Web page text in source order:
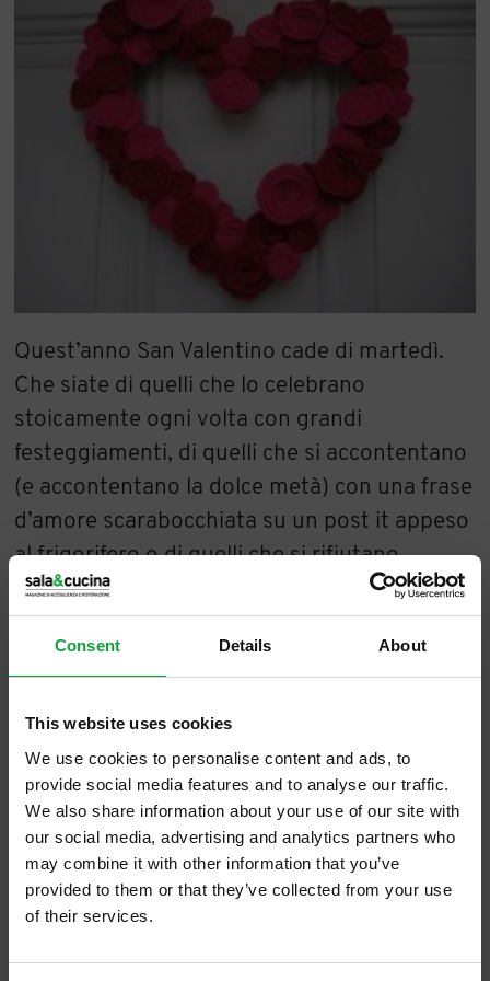
Consent Details About
This website uses cookies
We use cookies to personalise content and ads, to
provide social media features and to analyse our traffic.
We also share information about your use of our site with
our social media, advertising and analytics partners who
may combine it with other information that you’ve
provided to them or that they’ve collected from your use
of their services.
Quest’anno San Valentino cade di martedì.
Che siate di quelli che lo celebrano
stoicamente ogni volta con grandi
festeggiamenti, di quelli che si accontentano
(e accontentano la dolce metà) con una frase
d’amore scarabocchiata su un post it appeso
al frigorifero o di quelli che si rifiutano
sdegnati di cadere nella facile tentazione di
una festa consumistica eccettera eccetera,
ad ogni modo, se siete in coppia, che siate il
automatico. E non c’è nulla di male.
Ma quest’anno San Valentino cade di
martedì, e se siete un Lui e una Lei fortunati,
oltre che per il fatto di essere innamorati,
perché avete un lavoro, non è proprio così
facile organizzare una cenetta fuori casa
senza pensieri. Soprattutto se avete in
mente il Vostro posticipino, quello speciale
ISCRIVITI ALLA NEWSLETTER